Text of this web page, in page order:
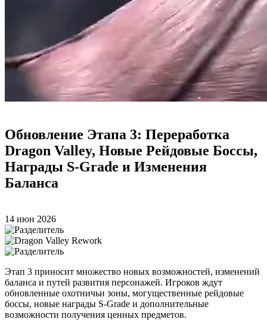
Обновление Этапа 3: Переработка
Dragon Valley, Новые Рейдовые Боссы,
Награды S-Grade и Изменения
Баланса
14 июн 2026
Этап 3 приносит множество новых возможностей, изменений
баланса и путей развития персонажей. Игроков ждут
обновленные охотничьи зоны, могущественные рейдовые
боссы, новые награды S-Grade и дополнительные
возможности получения ценных предметов.